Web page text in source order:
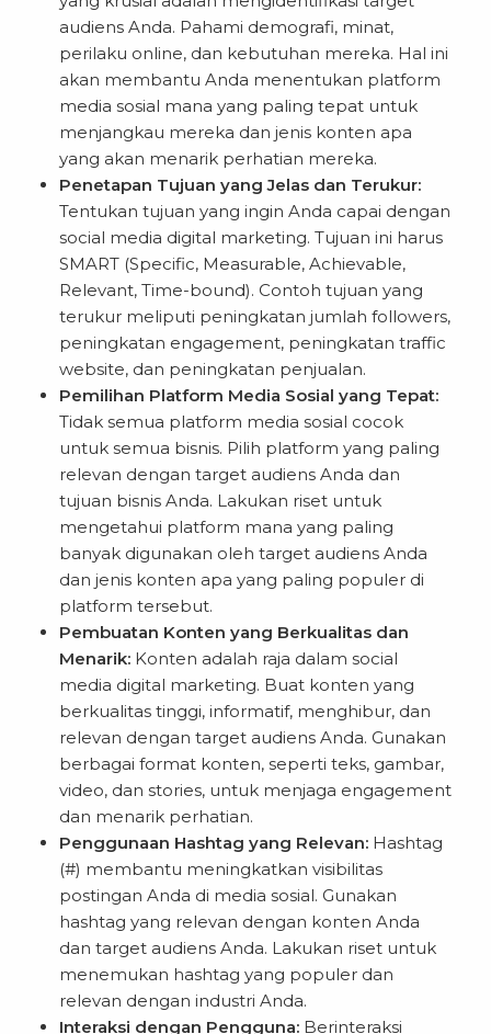
audiens Anda. Pahami demografi, minat,
perilaku online, dan kebutuhan mereka. Hal ini
akan membantu Anda menentukan platform
media sosial mana yang paling tepat untuk
menjangkau mereka dan jenis konten apa
yang akan menarik perhatian mereka.
Penetapan Tujuan yang Jelas dan Terukur:
Tentukan tujuan yang ingin Anda capai dengan
social media digital marketing. Tujuan ini harus
SMART (Specific, Measurable, Achievable,
Relevant, Time-bound). Contoh tujuan yang
terukur meliputi peningkatan jumlah followers,
peningkatan engagement, peningkatan traffic
website, dan peningkatan penjualan.
Pemilihan Platform Media Sosial yang Tepat:
Tidak semua platform media sosial cocok
untuk semua bisnis. Pilih platform yang paling
relevan dengan target audiens Anda dan
tujuan bisnis Anda. Lakukan riset untuk
mengetahui platform mana yang paling
banyak digunakan oleh target audiens Anda
dan jenis konten apa yang paling populer di
platform tersebut.
Pembuatan Konten yang Berkualitas dan
Menarik: Konten adalah raja dalam social
media digital marketing. Buat konten yang
berkualitas tinggi, informatif, menghibur, dan
relevan dengan target audiens Anda. Gunakan
berbagai format konten, seperti teks, gambar,
video, dan stories, untuk menjaga engagement
dan menarik perhatian.
Penggunaan Hashtag yang Relevan: Hashtag
(#) membantu meningkatkan visibilitas
postingan Anda di media sosial. Gunakan
hashtag yang relevan dengan konten Anda
dan target audiens Anda. Lakukan riset untuk
menemukan hashtag yang populer dan
relevan dengan industri Anda.
Interaksi dengan Pengguna: Berinteraksi